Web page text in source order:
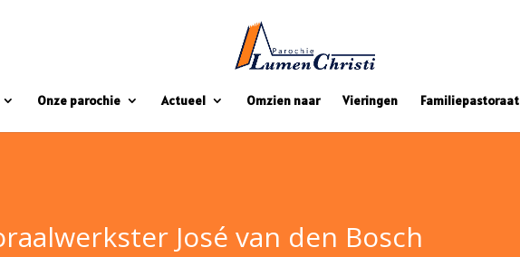
Onze parochie Actueel Omzien naar Vieringen Familiepastoraat
José van den Bosch